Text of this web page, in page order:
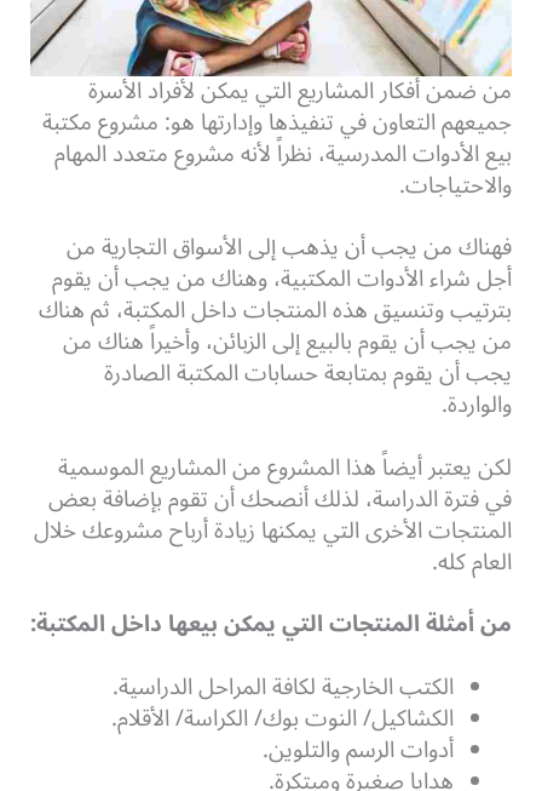
من ضمن أفكار المشاريع التي يمكن لأفراد الأسرة
جميعهم التعاون في تنفيذها وإدارتها هو: مشروع مكتبة
بيع الأدوات المدرسية، نظراً لأنه مشروع متعدد المهام
والاحتياجات.
فهناك من يجب أن يذهب إلى الأسواق التجارية من
أجل شراء الأدوات المكتبية، وهناك من يجب أن يقوم
بترتيب وتنسيق هذه المنتجات داخل المكتبة، ثم هناك
من يجب أن يقوم بالبيع إلى الزبائن، وأخيراً هناك من
يجب أن يقوم بمتابعة حسابات المكتبة الصادرة
والواردة.
لكن يعتبر أيضاً هذا المشروع من المشاريع الموسمية
في فترة الدراسة، لذلك أنصحك أن تقوم بإضافة بعض
المنتجات الأخرى التي يمكنها زيادة أرباح مشروعك خلال
العام كله.
من أمثلة المنتجات التي يمكن بيعها داخل المكتبة:
الكتب الخارجية لكافة المراحل الدراسية.
الكشاكيل/ النوت بوك/ الكراسة/ الأقلام.
أدوات الرسم والتلوين.